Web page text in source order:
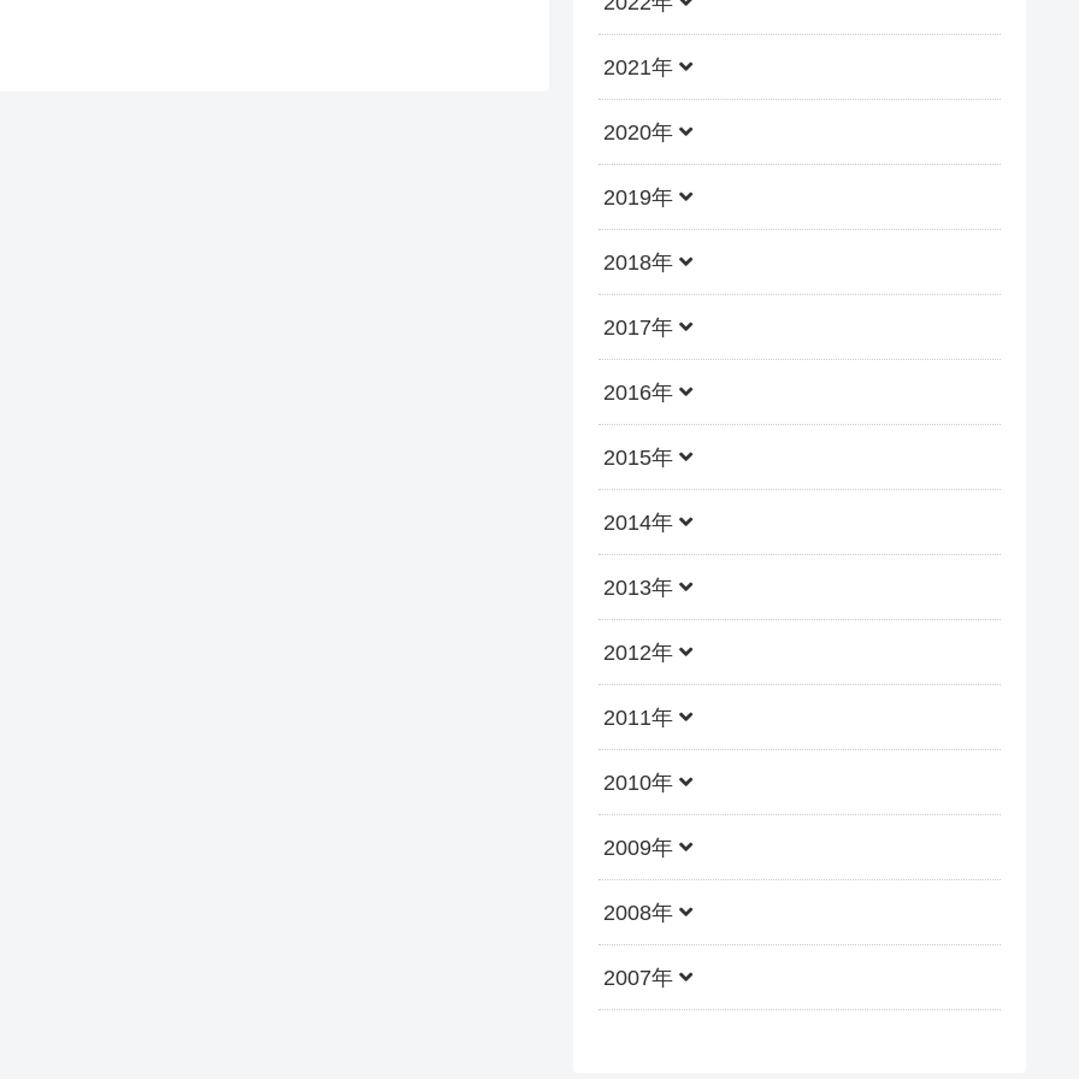
2021年
2020年
2019年
2018年
2017年
2016年
2015年
2014年
2013年
2012年
2011年
2010年
2009年
2008年
2007年